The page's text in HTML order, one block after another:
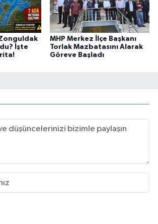
İşte
MHP Merkez İlçe Başkanı
Torlak Mazbatasını Alarak
Göreve Başladı